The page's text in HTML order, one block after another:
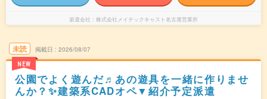
派遣会社 株式会社メイテックキャスト名古屋営業所
未読
NEW
掲載日 2026/08/07
公園でよく遊んだ♬あの遊具を一緒に作りませ
んか？✨建築系CADオペ▼紹介予定派遣